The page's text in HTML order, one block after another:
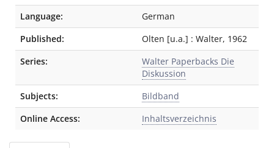
Language:
German
Published:
Olten [u.a.] : Walter, 1962
Series:
Walter Paperbacks Die
Diskussion
Subjects:
Bildband
Online Access:
Inhaltsverzeichnis